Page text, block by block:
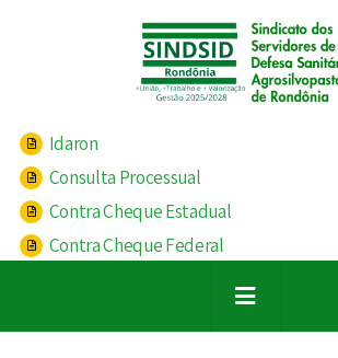
Idaron
Consulta Processual
Contra Cheque Estadual
Contra Cheque Federal